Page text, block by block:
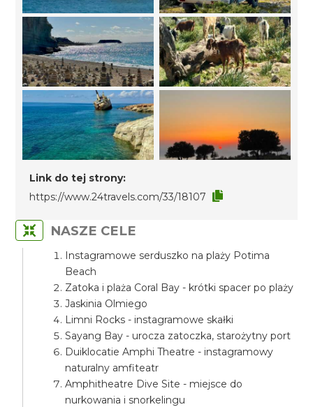
Link do tej strony:
https://www.24travels.com/33/18107
NASZE CELE
Instagramowe serduszko na plaży Potima
Beach
Zatoka i plaża Coral Bay - krótki spacer po plaży
Jaskinia Olmiego
Limni Rocks - instagramowe skałki
Sayang Bay - urocza zatoczka, starożytny port
Duiklocatie Amphi Theatre - instagramowy
naturalny amfiteatr
Amphitheatre Dive Site - miejsce do
nurkowania i snorkelingu